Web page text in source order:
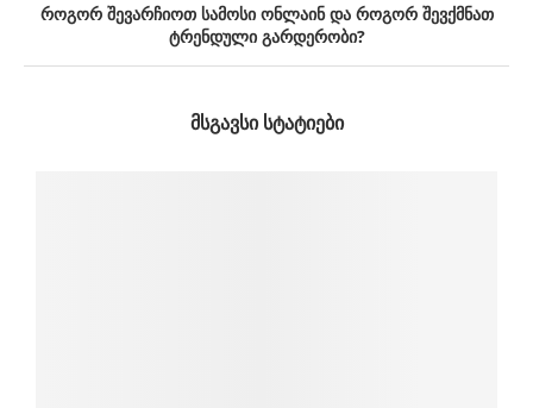
როგორ შევარჩიოთ სამოსი ონლაინ და როგორ შევქმნათ
ტრენდული გარდერობი?
ᲛᲡᲒᲐᲕᲡᲘ ᲡᲢᲐᲢᲘᲔᲑᲘ